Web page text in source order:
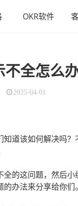
OKR软件
全怎么办
2025-04-01
道该如何解决吗
的这问题，然后
办法来分享给你们